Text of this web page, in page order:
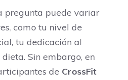
pregunta puede variar
como tu nivel de
tu dedicación al
Sin embargo, en
de CrossFit